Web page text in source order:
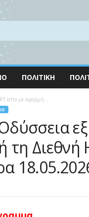
ΠΟΛΙΤΙΚΉ
εcho με αφορμή...
τη Διεθνή